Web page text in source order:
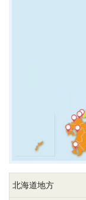
北海道地方